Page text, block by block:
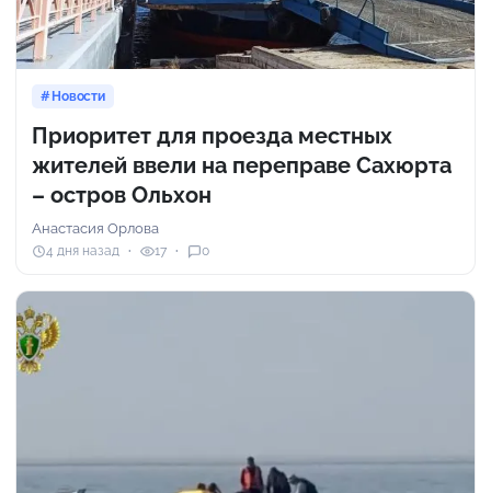
Новости
Приоритет для проезда местных
жителей ввели на переправе Сахюрта
– остров Ольхон
Анастасия Орлова
4 дня назад 17 0